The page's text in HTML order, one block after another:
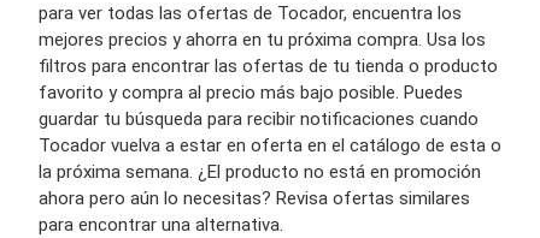
para ver todas las ofertas de Tocador, encuentra los
mejores precios y ahorra en tu próxima compra. Usa los
filtros para encontrar las ofertas de tu tienda o producto
favorito y compra al precio más bajo posible. Puedes
guardar tu búsqueda para recibir notificaciones cuando
Tocador vuelva a estar en oferta en el catálogo de esta o
la próxima semana. ¿El producto no está en promoción
ahora pero aún lo necesitas? Revisa ofertas similares
para encontrar una alternativa.